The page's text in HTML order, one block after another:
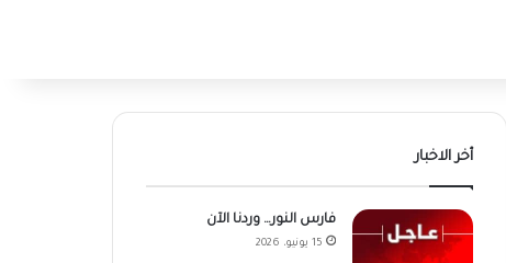
أخر الاخبار
فارس النور… وردنا الآن
15 يونيو، 2026